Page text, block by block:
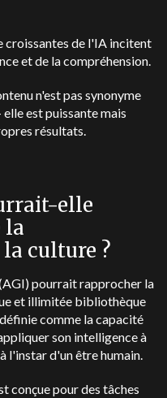
croissantes de l'IA incitent
et de la compréhension.
n'est pas synonyme
est puissante mais
résultats.
elle
la
culture ?
pourrait rapprocher la
et illimitée bibliothèque
comme la capacité
son intelligence à
l'instar d'un être humain.
conçue pour des tâches